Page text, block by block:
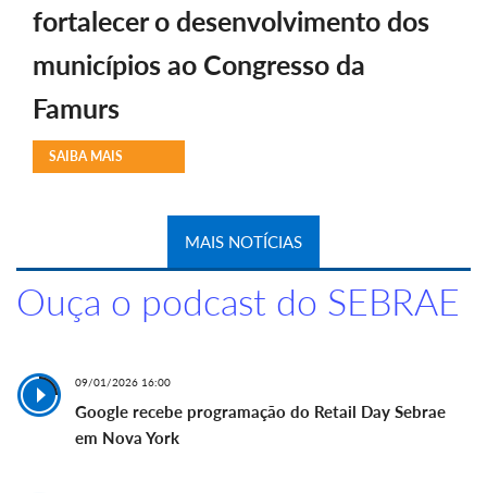
fortalecer o desenvolvimento dos
municípios ao Congresso da
Famurs
SAIBA MAIS
MAIS NOTÍCIAS
Ouça o podcast do SEBRAE
09/01/2026 16:00
Google recebe programação do Retail Day Sebrae
em Nova York